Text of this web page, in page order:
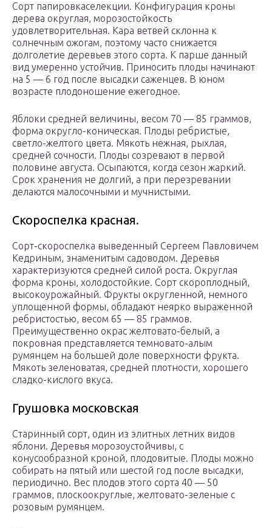
Сорт папировкаселекции. Конфигурация кроны
дерева округлая, морозостойкость
удовлетворительная. Кара ветвей склонна к
солнечным ожогам, поэтому часто снижается
долголетие деревьев этого сорта. К парше данный
вид умеренно устойчив. Приносить плоды начинают
на 5 — 6 год после высадки саженцев. В юном
возрасте плодоношение ежегодное.
Яблоки средней величины, весом 70 — 85 граммов,
форма округло-коническая. Плоды ребристые,
светло-желтого цвета. Мякоть нежная, рыхлая,
средней сочности. Плоды созревают в первой
половине августа. Осыпаются, когда сезон жаркий.
Срок хранения не долгий, а при перезревании
делаются малосочными и мучнистыми.
Скороспелка красная.
Сорт-скороспелка выведенный Сергеем Павловичем
Кедриным, знаменитым садоводом. Деревья
характеризуются средней силой роста. Округлая
форма кроны, холодостойкие. Сорт скороплодный,
высокоурожайный. Фрукты округленной, немного
уплощенной формы, обладают неярко выраженной
ребристостью, весом 65 — 85 граммов.
Преимущественно окрас желтовато-белый, а
покровная представляется темновато-алым
румянцем на большей доле поверхности фрукта.
Мякоть зеленоватая, средней плотности, хорошего
сладко-кислого вкуса.
Грушовка московская
Старинный сорт, один из элитных летних видов
яблони. Деревья морозоустойчивы, с
конусообразной кроной, плодовитые. Плоды можно
собирать на пятый или шестой год после высадки,
периодично. Вес плодов этого сорта 40 — 50
граммов, плоскоокруглые, желтовато-зеленые с
розовым румянцем.